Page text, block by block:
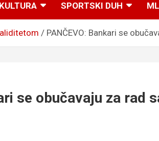
KULTURA SPORTSKI DUH
PANČEVO: Bankari se
se obučavaju za rad